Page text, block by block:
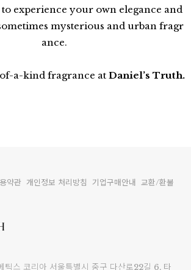
experience your own elegance and
mysterious and urban fragr
ance.
a-kind fragrance at Daniel’s Truth.
약관 개인정보 처리방침 기업구매안내
교환/환불
틱스 코리아 서울특별시 중구 다산로22길 6, 타